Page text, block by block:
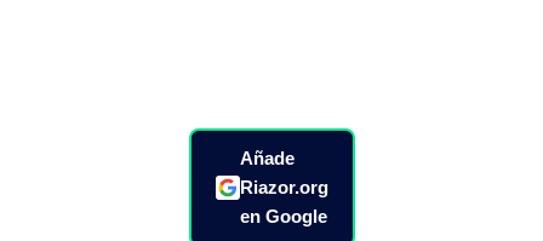
Añade
Riazor.org
en Google